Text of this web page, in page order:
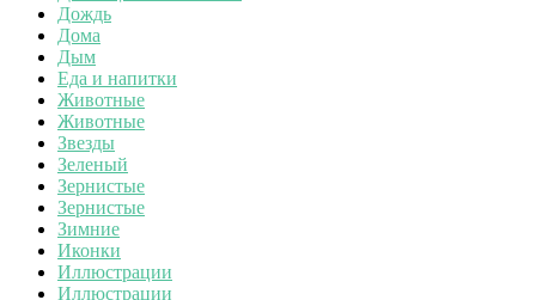
Дождь
Дома
Дым
Еда и напитки
Животные
Животные
Звезды
Зеленый
Зернистые
Зернистые
Зимние
Иконки
Иллюстрации
Иллюстрации